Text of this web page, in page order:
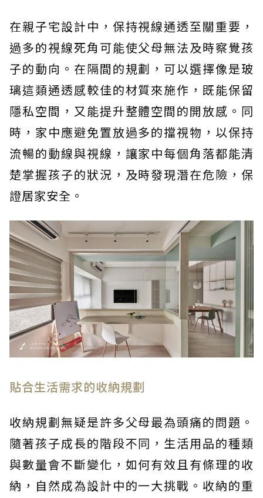
在親子宅設計中，保持視線通透至關重要，
過多的視線死角可能使父母無法及時察覺孩
子的動向。在隔間的規劃，可以選擇像是玻
璃這類通透感較佳的材質來施作，既能保留
隱私空間，又能提升整體空間的開放感。同
時，家中應避免置放過多的擋視物，以保持
流暢的動線與視線，讓家中每個角落都能清
楚掌握孩子的狀況，及時發現潛在危險，保
證居家安全。
貼合生活需求的收納規劃
收納規劃無疑是許多父母最為頭痛的問題。
隨著孩子成長的階段不同，生活用品的種類
與數量會不斷變化，如何有效且有條理的收
納，自然成為設計中的一大挑戰。收納的重